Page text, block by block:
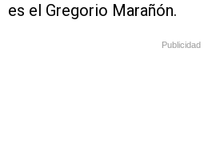
es el Gregorio Marañón.
Publicidad